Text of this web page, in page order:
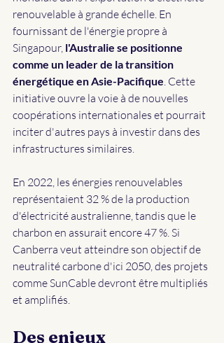
renouvelable à grande échelle. En
fournissant de l'énergie propre à
Singapour, l'Australie se positionne
comme un leader de la transition
énergétique en Asie-Pacifique. Cette
initiative ouvre la voie à de nouvelles
coopérations internationales et pourrait
inciter d'autres pays à investir dans des
infrastructures similaires.
En 2022, les énergies renouvelables
représentaient 32 % de la production
d'électricité australienne, tandis que le
charbon en assurait encore 47 %. Si
Canberra veut atteindre son objectif de
neutralité carbone d'ici 2050, des projets
comme SunCable devront être multipliés
et amplifiés.
Des enjeux